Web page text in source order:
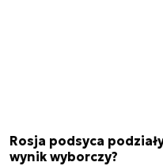
Rosja podsyca
wynik wyborczy?